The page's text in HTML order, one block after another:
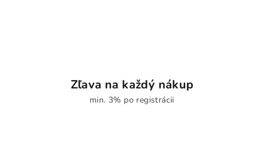
Zľava na každý nákup
min. 3% po registrácii